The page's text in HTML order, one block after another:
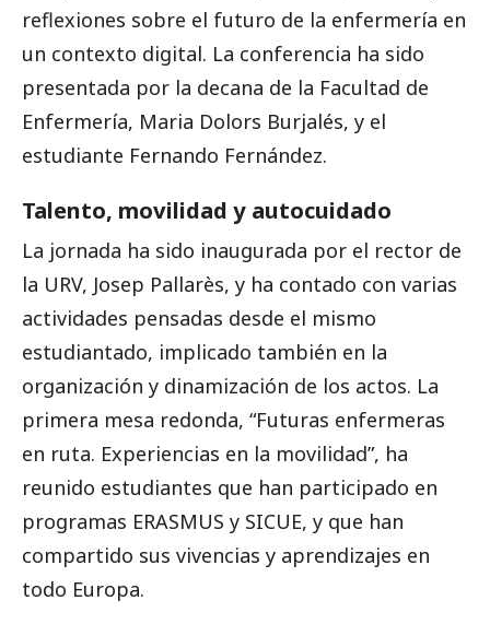
reflexiones sobre el futuro de la enfermería en
un contexto digital. La conferencia ha sido
presentada por la decana de la Facultad de
Enfermería, Maria Dolors Burjalés, y el
estudiante Fernando Fernández.
Talento, movilidad y autocuidado
La jornada ha sido inaugurada por el rector de
la URV, Josep Pallarès, y ha contado con varias
actividades pensadas desde el mismo
estudiantado, implicado también en la
organización y dinamización de los actos. La
primera mesa redonda, “Futuras enfermeras
en ruta. Experiencias en la movilidad”, ha
reunido estudiantes que han participado en
programas ERASMUS y SICUE, y que han
compartido sus vivencias y aprendizajes en
todo Europa.